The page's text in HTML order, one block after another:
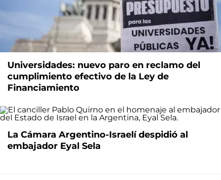
Universidades: nuevo paro en reclamo del
cumplimiento efectivo de la Ley de
Financiamiento
La Cámara Argentino-Israelí despidió al
embajador Eyal Sela